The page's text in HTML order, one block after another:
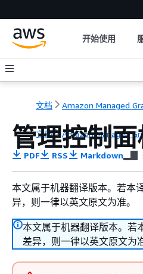
开始使用
文档 Amazon Managed
文档 Amazon Managed
管理控制
PDF RSS Markdown
本文属于机器翻译版本。若本
异，则一律以英文原文为准。
本文属于机器翻译版本。若
差异，则一律以英文原文为